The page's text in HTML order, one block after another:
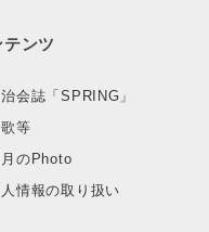
ンツ
会誌「SPRING」
等
のPhoto
情報の取り扱い